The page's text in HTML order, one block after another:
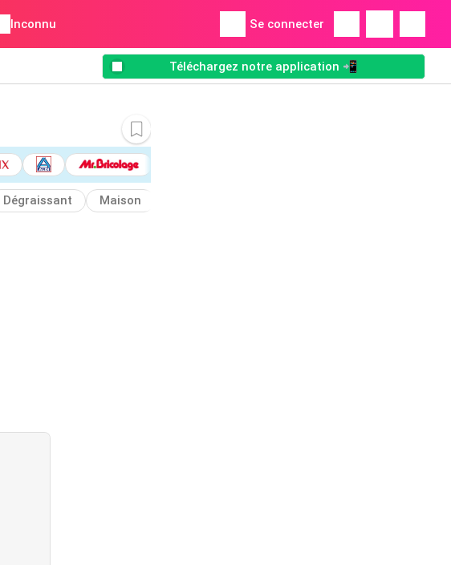
Inconnu Se connecter
Téléchargez notre application 📲
Dégraissant Maison